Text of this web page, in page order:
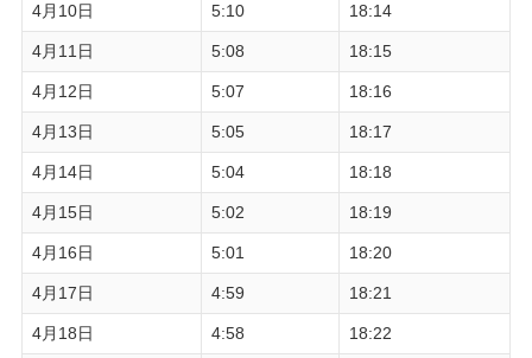
4月10日 5:10 18:14
4月11日 5:08 18:15
4月12日 5:07 18:16
4月13日 5:05 18:17
4月14日 5:04 18:18
4月15日 5:02 18:19
4月16日 5:01 18:20
4月17日 4:59 18:21
4月18日 4:58 18:22